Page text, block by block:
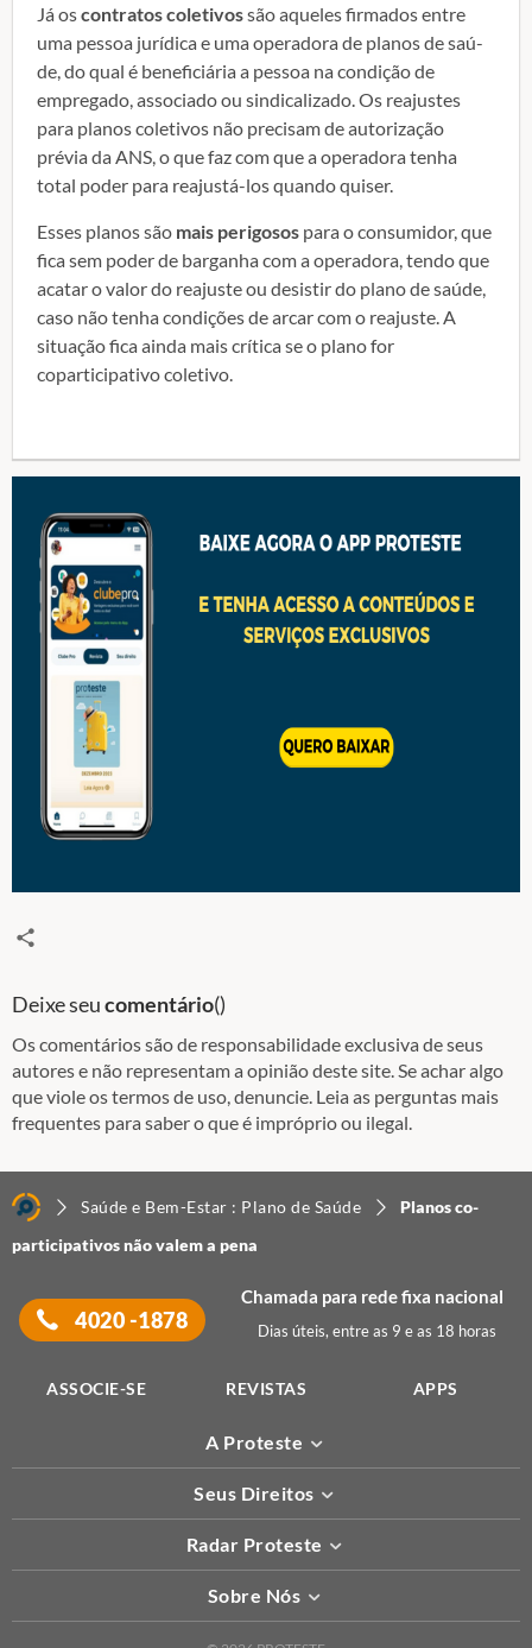
Já oscon­tratos coletivossão aqueles firmados entre
uma pessoa jurídica e uma operadora de planos de saú­
de, do qual é beneficiária a pessoa na condição de
empregado, associado ou sindicalizado. Os reajustes
para planos coletivos não preci­sam de autorização
prévia da ANS, o que faz com que a operadora tenha
total poder para reajustá-los quando quiser.
Esses planos são mais perigosos para o consumidor, que
fica sem poder de barganha com a operadora, tendo que
acatar o valor do reajuste ou desistir do plano de saúde,
caso não tenha condições de arcar com o reajuste. A
situação fica ainda mais crítica se o plano for
coparticipativo coletivo.
Deixe seucomentário()
Os comentários são de responsabilidade exclusiva de seus
autores e não representam a opinião deste site. Se achar algo
que viole os termos de uso, denuncie. Leia as perguntas mais
frequentes para saber o que é impróprio ou ilegal.
Saúde e Bem-Estar : Plano de Saúde
Planos co-
participativos não valem a pena
4020 -1878
Chamada para rede fixa nacional
Dias úteis, entre as 9 e as 18 horas
ASSOCIE-SE REVISTAS APPS
A Proteste
Seus Direitos
Radar Proteste
Sobre Nós